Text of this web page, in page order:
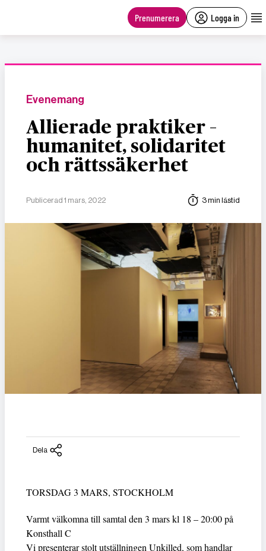
Prenumerera Logga in
Evenemang
Allierade praktiker –
humanitet, solidaritet
och rättssäkerhet
Publicerad 1 mars, 2022 3 min lästid
Dela
TORSDAG 3 MARS, STOCKHOLM
Varmt välkomna till samtal den 3 mars kl 18 – 20:00 på
Konsthall C
Vi presenterar stolt utställningen Unkilled, som handlar